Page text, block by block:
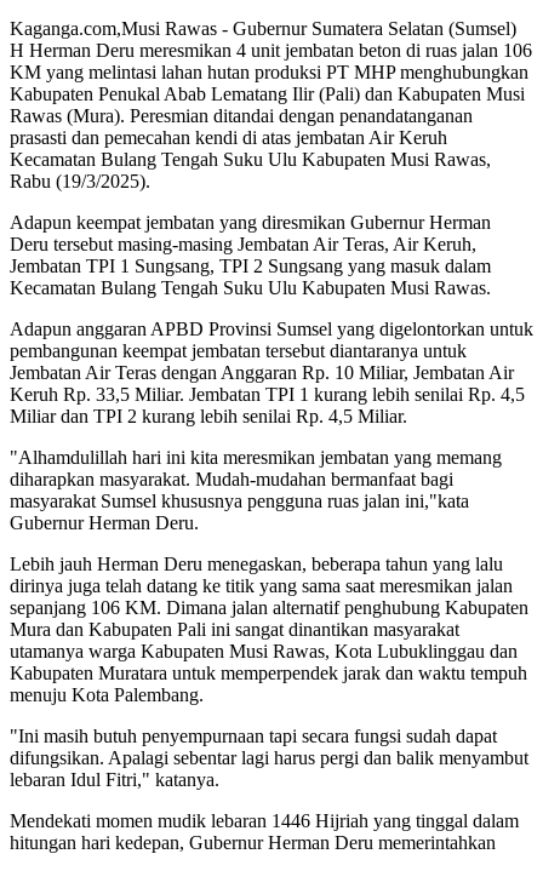
Kaganga.com,Musi Rawas - Gubernur Sumatera Selatan (Sumsel)
H Herman Deru meresmikan 4 unit jembatan beton di ruas jalan 106
KM yang melintasi lahan hutan produksi PT MHP menghubungkan
Kabupaten Penukal Abab Lematang Ilir (Pali) dan Kabupaten Musi
Rawas (Mura). Peresmian ditandai dengan penandatanganan
prasasti dan pemecahan kendi di atas jembatan Air Keruh
Kecamatan Bulang Tengah Suku Ulu Kabupaten Musi Rawas,
Rabu (19/3/2025).
Adapun keempat jembatan yang diresmikan Gubernur Herman
Deru tersebut masing-masing Jembatan Air Teras, Air Keruh,
Jembatan TPI 1 Sungsang, TPI 2 Sungsang yang masuk dalam
Kecamatan Bulang Tengah Suku Ulu Kabupaten Musi Rawas.
Adapun anggaran APBD Provinsi Sumsel yang digelontorkan untuk
pembangunan keempat jembatan tersebut diantaranya untuk
Jembatan Air Teras dengan Anggaran Rp. 10 Miliar, Jembatan Air
Keruh Rp. 33,5 Miliar. Jembatan TPI 1 kurang lebih senilai Rp. 4,5
Miliar dan TPI 2 kurang lebih senilai Rp. 4,5 Miliar.
"Alhamdulillah hari ini kita meresmikan jembatan yang memang
diharapkan masyarakat. Mudah-mudahan bermanfaat bagi
masyarakat Sumsel khususnya pengguna ruas jalan ini,"kata
Gubernur Herman Deru.
Lebih jauh Herman Deru menegaskan, beberapa tahun yang lalu
dirinya juga telah datang ke titik yang sama saat meresmikan jalan
sepanjang 106 KM. Dimana jalan alternatif penghubung Kabupaten
Mura dan Kabupaten Pali ini sangat dinantikan masyarakat
utamanya warga Kabupaten Musi Rawas, Kota Lubuklinggau dan
Kabupaten Muratara untuk memperpendek jarak dan waktu tempuh
menuju Kota Palembang.
"Ini masih butuh penyempurnaan tapi secara fungsi sudah dapat
difungsikan. Apalagi sebentar lagi harus pergi dan balik menyambut
lebaran Idul Fitri," katanya.
Mendekati momen mudik lebaran 1446 Hijriah yang tinggal dalam
hitungan hari kedepan, Gubernur Herman Deru memerintahkan